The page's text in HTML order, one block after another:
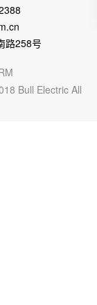
路258号
Bull Electric All